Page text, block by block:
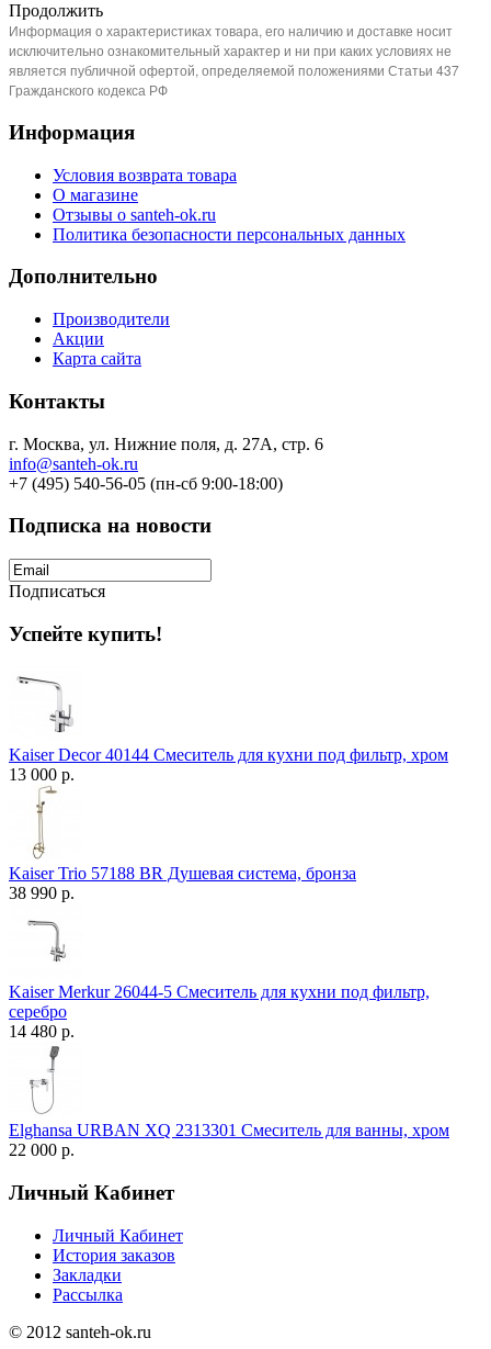
Продолжить
Информация о характеристиках товара, его наличию и доставке носит
исключительно ознакомительный характер и ни при каких условиях не
является публичной офертой, определяемой положениями Статьи 437
Гражданского кодекса РФ
Информация
Условия возврата товара
О магазине
Отзывы о santeh-ok.ru
Политика безопасности персональных данных
Дополнительно
Производители
Акции
Карта сайта
Контакты
г. Москва, ул. Нижние поля, д. 27А, стр. 6
info@santeh-ok.ru
+7 (495) 540-56-05 (пн-сб 9:00-18:00)
Подписка на новости
Подписаться
Успейте купить!
Kaiser Decor 40144 Смеситель для кухни под фильтр, хром
13 000 р.
Kaiser Trio 57188 BR Душевая система, бронза
38 990 р.
Kaiser Merkur 26044-5 Смеситель для кухни под фильтр,
серебро
14 480 р.
Elghansa URBAN XQ 2313301 Смеситель для ванны, хром
22 000 р.
Личный Кабинет
Личный Кабинет
История заказов
Закладки
Рассылка
© 2012 santeh-ok.ru